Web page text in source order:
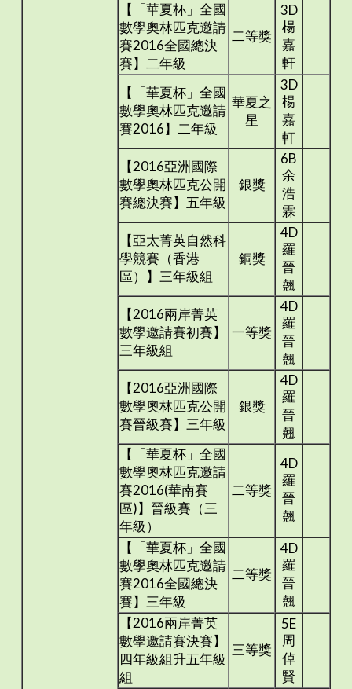
【「華夏杯」全國
數學奧林匹克邀請
賽2016全國總決
賽】二年級
二等獎
3D
楊
嘉
軒
【「華夏杯」全國
數學奧林匹克邀請
賽2016】二年級
華夏之
星
3D
楊
嘉
軒
【2016亞洲國際
數學奧林匹克公開
賽總決賽】五年級
銀獎
6B
余
浩
霖
【亞太菁英自然科
學競賽（香港
區）】三年級組
銅獎
4D
羅
晉
翹
【2016兩岸菁英
數學邀請賽初賽】
三年級組
一等獎
4D
羅
晉
翹
【2016亞洲國際
數學奧林匹克公開
賽晉級賽】三年級
銀獎
4D
羅
晉
翹
【「華夏杯」全國
數學奧林匹克邀請
賽2016(華南賽
區)】晉級賽（三
年級）
二等獎
4D
羅
晉
翹
【「華夏杯」全國
數學奧林匹克邀請
賽2016全國總決
賽】三年級
二等獎
4D
羅
晉
翹
【2016兩岸菁英
數學邀請賽決賽】
四年級組升五年級
組
三等獎
5E
周
倬
賢